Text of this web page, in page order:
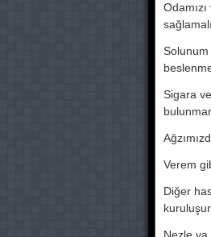
Solunum
Sigara
Verem
Diğer